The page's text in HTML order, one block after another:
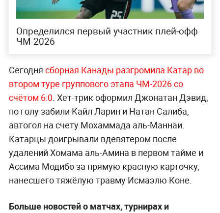
Определился первый участник плей-офф
ЧМ-2026
Сегодня сборная Канады разгромила Катар во
втором туре группового этапа ЧМ-2026 со
счётом 6:0. Хет-трик оформил Джонатан Дэвид,
по голу забили Кайл Ларин и Натан Салиба,
автогол на счету Мохаммада аль-Маннаи.
Катарцы доигрывали вдевятером после
удалений Хомама аль-Амина в первом тайме и
Ассима Модибо за прямую красную карточку,
нанесшего тяжёлую травму Исмаэлю Коне.
Больше новостей о матчах, турнирах и